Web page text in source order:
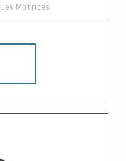
Motrices